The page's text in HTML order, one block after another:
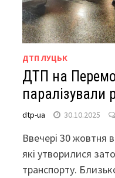
ДТП ЛУЦЬК
ДТП на
паралізували
dtp-ua 30.10.2025
Ввечері 30 жовтня
які утворилися
транспорту.